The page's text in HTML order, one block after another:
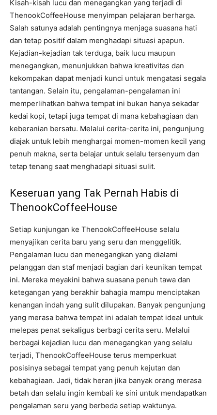
Kisah-kisah lucu dan menegangkan yang terjadi di
ThenookCoffeeHouse menyimpan pelajaran berharga.
Salah satunya adalah pentingnya menjaga suasana hati
dan tetap positif dalam menghadapi situasi apapun.
Kejadian-kejadian tak terduga, baik lucu maupun
menegangkan, menunjukkan bahwa kreativitas dan
kekompakan dapat menjadi kunci untuk mengatasi segala
tantangan. Selain itu, pengalaman-pengalaman ini
memperlihatkan bahwa tempat ini bukan hanya sekadar
kedai kopi, tetapi juga tempat di mana kebahagiaan dan
keberanian bersatu. Melalui cerita-cerita ini, pengunjung
diajak untuk lebih menghargai momen-momen kecil yang
penuh makna, serta belajar untuk selalu tersenyum dan
tetap tenang saat menghadapi situasi sulit.
Keseruan yang Tak Pernah Habis di
ThenookCoffeeHouse
Setiap kunjungan ke ThenookCoffeeHouse selalu
menyajikan cerita baru yang seru dan menggelitik.
Pengalaman lucu dan menegangkan yang dialami
pelanggan dan staf menjadi bagian dari keunikan tempat
ini. Mereka meyakini bahwa suasana penuh tawa dan
ketegangan yang berakhir bahagia mampu menciptakan
kenangan indah yang sulit dilupakan. Banyak pengunjung
yang merasa bahwa tempat ini adalah tempat ideal untuk
melepas penat sekaligus berbagi cerita seru. Melalui
berbagai kejadian lucu dan menegangkan yang selalu
terjadi, ThenookCoffeeHouse terus memperkuat
posisinya sebagai tempat yang penuh kejutan dan
kebahagiaan. Jadi, tidak heran jika banyak orang merasa
betah dan selalu ingin kembali ke sini untuk mendapatkan
pengalaman seru yang berbeda setiap waktunya.